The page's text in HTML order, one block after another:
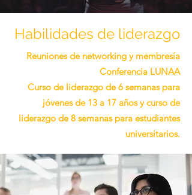
Habilidades de liderazgo
Reuniones de networking y membresía
Conferencia LUNAA
Curso de liderazgo de 6 semanas para
jóvenes de 13 a 17 años y curso de
liderazgo de 8 semanas para estudiantes
universitarios.